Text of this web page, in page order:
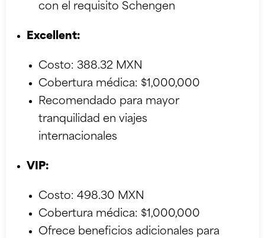
con el requisito Schengen
Excellent:
Costo: 388.32 MXN
Cobertura médica: $1,000,000
Recomendado para mayor
tranquilidad en viajes
internacionales
VIP:
Costo: 498.30 MXN
Cobertura médica: $1,000,000
Ofrece beneficios adicionales para